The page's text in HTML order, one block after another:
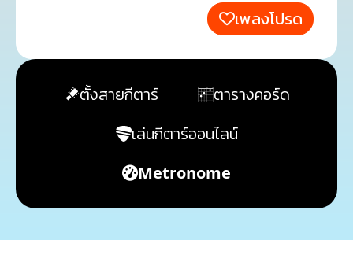
เพลงโปรด
ตั้งสายกีตาร์
ตารางคอร์ด
เล่นกีตาร์ออนไลน์
Metronome